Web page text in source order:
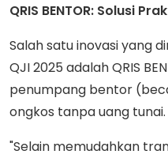
QRIS BENTOR: Solusi
Salah satu inovasi yang
QJI 2025 adalah QRIS
penumpang bentor
ongkos tanpa uang tunai.
"Selain memudahkan